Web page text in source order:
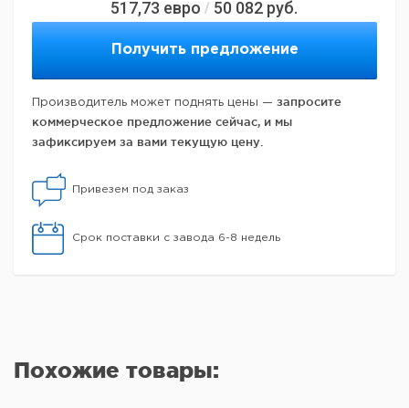
517,73 евро / 50 082 руб.
Получить предложение
Производитель может поднять цены — запросите
коммерческое предложение сейчас, и мы
зафиксируем за вами текущую цену.
Привезем под заказ
Срок поставки с завода 6-8 недель
Похожие товары: